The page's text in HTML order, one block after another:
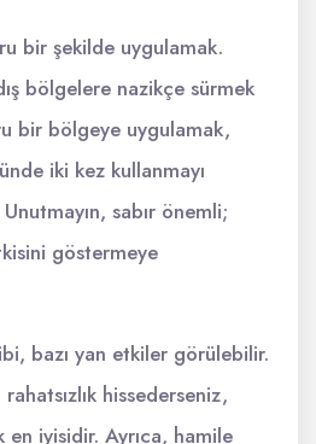
bir şekilde uygulamak.
bölgelere nazikçe sürmek
bir bölgeye uygulamak,
iki kez kullanmayı
sabır önemli;
göstermeye
bazı yan etkiler görülebilir.
hissederseniz,
en iyisidir. Ayrıca, hamile